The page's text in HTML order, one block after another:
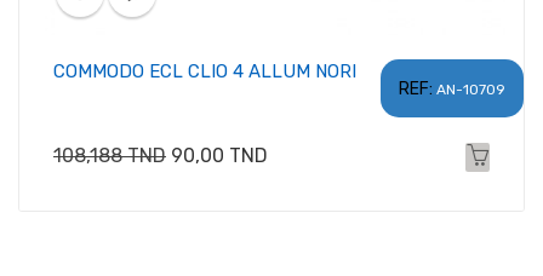
REF: AN-10709
COMMODO ECL CLIO 4 ALLUM NORI
Prix
108,188 TND Prix
90,00 TND